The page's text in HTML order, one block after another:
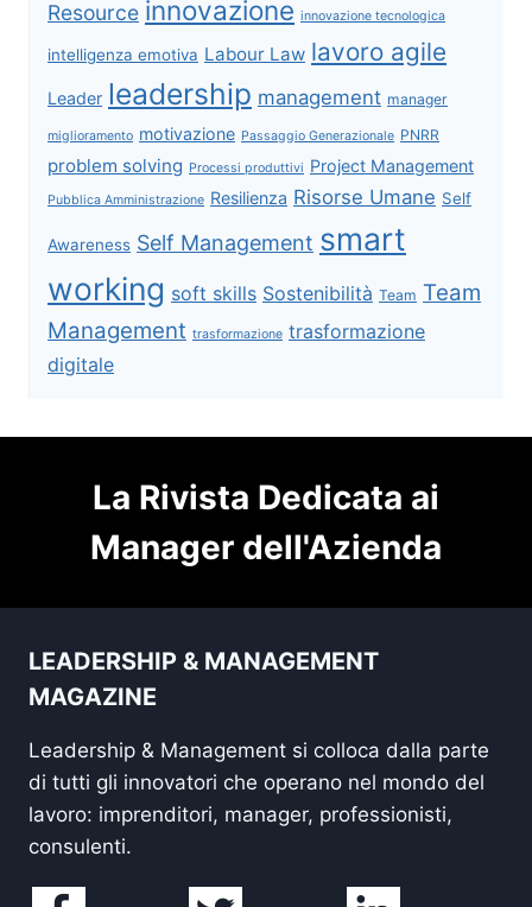
Resource innovazione innovazione tecnologica
intelligenza emotiva Labour Law lavoro agile
Leader leadership management manager
miglioramento motivazione Passaggio Generazionale PNRR
problem solving Processi produttivi Project Management
Pubblica Amministrazione Resilienza Risorse Umane Self
Awareness Self Management smart
working soft skills Sostenibilità Team Team
Management trasformazione trasformazione
digitale
La Rivista Dedicata ai
Manager dell'Azienda
LEADERSHIP & MANAGEMENT
MAGAZINE
Leadership & Management si colloca dalla parte
di tutti gli innovatori che operano nel mondo del
lavoro: imprenditori, manager, professionisti,
consulenti.